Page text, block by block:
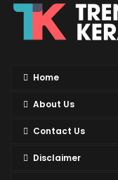
Home
About Us
Contact Us
Disclaimer